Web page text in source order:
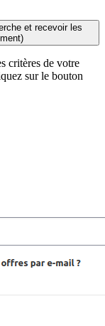
et recevoir les
critères de votre
sur le bouton